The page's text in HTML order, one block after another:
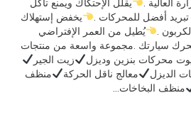
العالية .
يقلل الإحتكاك ويمنع تآكل
أفضل للمحركات .
يخفض إستهلاك
.
يُطيل من العمر الإفتراضي
سيارتك .مجموعة واسعة من منتجات
محركات بنزين وديزل
زيت الجير
الديزل معالج ناقل الحركة
منظف
منظف البخاخات…